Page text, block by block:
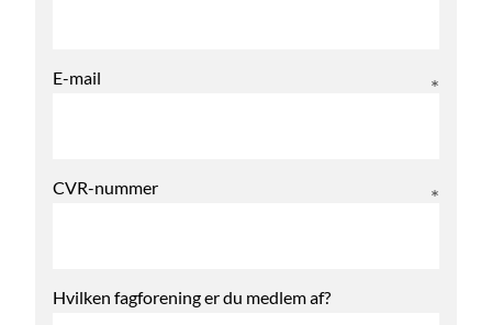
E-mail
CVR-nummer
Hvilken fagforening er du medlem af?